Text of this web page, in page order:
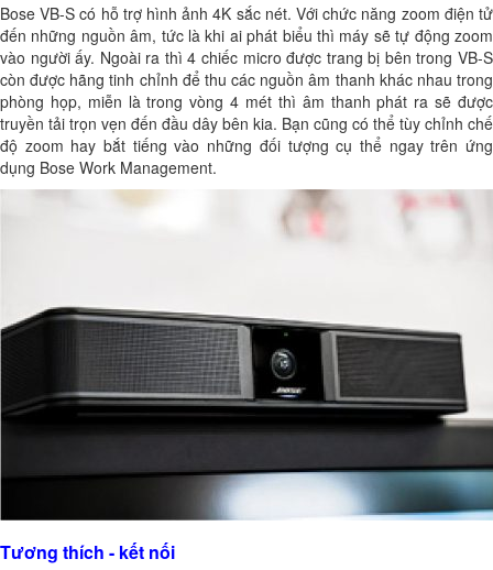
Bose VB-S có hỗ trợ hình ảnh 4K sắc nét. Với chức năng zoom điện tử
đến những nguồn âm, tức là khi ai phát biểu thì máy sẽ tự động zoom
vào người ấy. Ngoài ra thì 4 chiếc micro được trang bị bên trong VB-S
còn được hãng tinh chỉnh để thu các nguồn âm thanh khác nhau trong
phòng họp, miễn là trong vòng 4 mét thì âm thanh phát ra sẽ được
truyền tải trọn vẹn đến đầu dây bên kia. Bạn cũng có thể tùy chỉnh chế
độ zoom hay bắt tiếng vào những đối tượng cụ thể ngay trên ứng
dụng Bose Work Management.
Tương thích - kết nối